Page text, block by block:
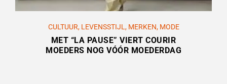
CULTUUR, LEVENSSTIJL , MERKEN, MODE
MET “LA PAUSE” VIERT COURIR
MOEDERS NOG VÓÓR MOEDERDAG